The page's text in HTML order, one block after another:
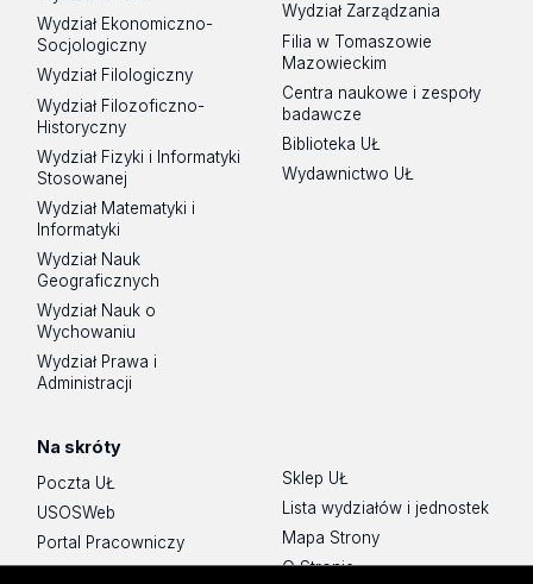
Wydział Ekonomiczno-
Socjologiczny
Wydział Filologiczny
Wydział Filozoficzno-
Historyczny
Wydział Fizyki i Informatyki
Stosowanej
Wydział Matematyki i
Informatyki
Wydział Nauk
Geograficznych
Wydział Nauk o
Wychowaniu
Wydział Prawa i
Administracji
Wydział Zarządzania
Filia w Tomaszowie
Mazowieckim
Centra naukowe i zespoły
badawcze
Biblioteka UŁ
Wydawnictwo UŁ
Na skróty
Poczta UŁ
USOSWeb
Portal Pracowniczy
Baza Aktów Własnych
Sklep UŁ
Lista wydziałów i jednostek
Mapa Strony
O Stronie